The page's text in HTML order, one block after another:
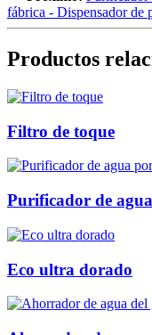
fábrica - Dispensador de
Productos
Filtro de toque
Purificador de
Eco ultra dorado